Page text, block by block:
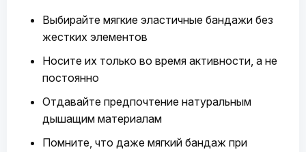
Выбирайте мягкие эластичные бандажи без
жестких элементов
Носите их только во время активности, а не
постоянно
Отдавайте предпочтение натуральным
дышащим материалам
Помните, что даже мягкий бандаж при